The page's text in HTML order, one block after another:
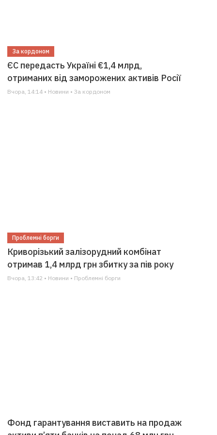
За кордоном
ЄС передасть Україні €1,4 млрд,
отриманих від заморожених активів Росії
Вчора, 14:14 • Новини • За кордоном
Проблемні борги
Криворізький залізорудний комбінат
отримав 1,4 млрд грн збитку за пів року
Вчора, 13:42 • Новини • Проблемні борги
Фонд гарантування виставить на продаж